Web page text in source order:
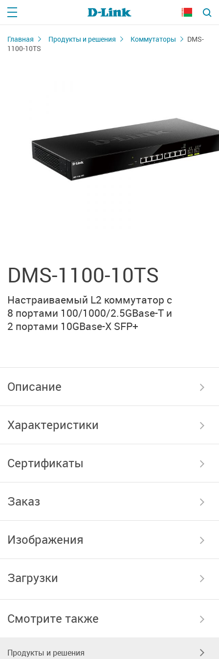
Главная Продукты и решения Коммутаторы
DMS-
1100-10TS
DMS-1100-10TS
Настраиваемый L2 коммутатор с
8 портами 100/1000/2.5GBase-T и
2 портами 10GBase-X SFP+
Описание
Характеристики
Сертификаты
Заказ
Изображения
Загрузки
Смотрите также
Продукты и решения